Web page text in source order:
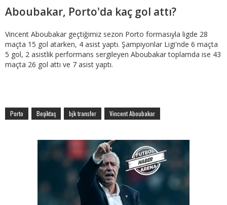
Aboubakar, Porto'da kaç gol attı?
Vincent Aboubakar geçtiğimiz sezon Porto formasıyla ligde 28
maçta 15 gol atarken, 4 asist yaptı. Şampiyonlar Ligi'nde 6 maçta
5 gol, 2 asistlik performans sergileyen Aboubakar toplamda ise 43
maçta 26 gol attı ve 7 asist yaptı.
Porto Beşiktaş bjk transfer Vincent Aboubakar